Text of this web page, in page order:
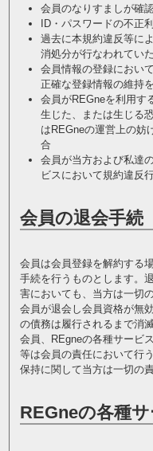
会員のなりすましが確
ID・パスワードの不正
過去に本規約違反等に
消処分が行なわれてい
会員情報の登録におい
正確な登録情報の維持
会員がREGneを利用す
生じた、または生じる
はREGneの運営上の妨
合
会員が当方および私達
ビスにおいて規約違反
会員の退会手続
会員は会員登録を解約する
手続を行うものとします。
害においても、当方は一切
会員が退会し会員資格が無
の債務は履行されるまで消
会員、REgneの各種サービ
等は会員の責任において行
保持に関して当方は一切の
REGneの各種